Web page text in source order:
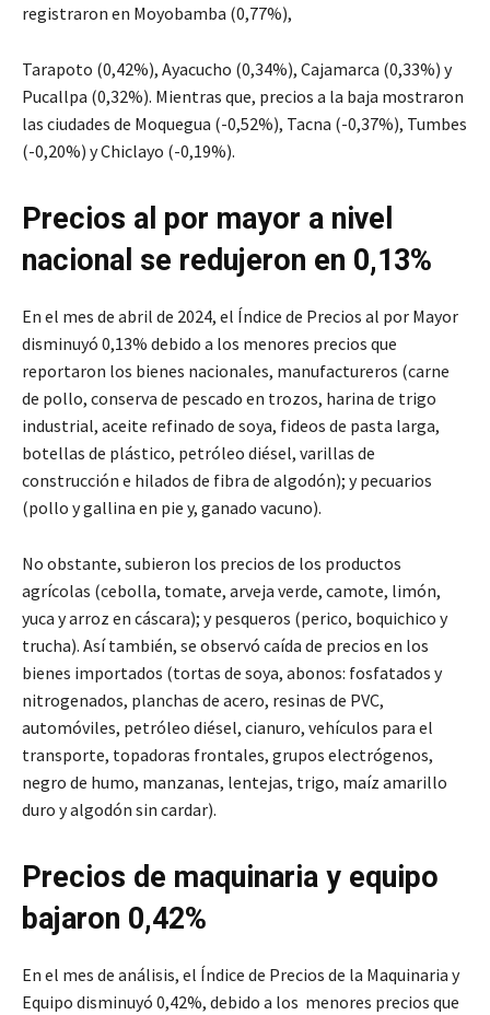
registraron en Moyobamba (0,77%),
Tarapoto (0,42%), Ayacucho (0,34%), Cajamarca (0,33%) y
Pucallpa (0,32%). Mientras que, precios a la baja mostraron
las ciudades de Moquegua (-0,52%), Tacna (-0,37%), Tumbes
(-0,20%) y Chiclayo (-0,19%).
Precios al por mayor a nivel
nacional se redujeron en 0,13%
En el mes de abril de 2024, el Índice de Precios al por Mayor
disminuyó 0,13% debido a los menores precios que
reportaron los bienes nacionales, manufactureros (carne
de pollo, conserva de pescado en trozos, harina de trigo
industrial, aceite refinado de soya, fideos de pasta larga,
botellas de plástico, petróleo diésel, varillas de
construcción e hilados de fibra de algodón); y pecuarios
(pollo y gallina en pie y, ganado vacuno).
No obstante, subieron los precios de los productos
agrícolas (cebolla, tomate, arveja verde, camote, limón,
yuca y arroz en cáscara); y pesqueros (perico, boquichico y
trucha). Así también, se observó caída de precios en los
bienes importados (tortas de soya, abonos: fosfatados y
nitrogenados, planchas de acero, resinas de PVC,
automóviles, petróleo diésel, cianuro, vehículos para el
transporte, topadoras frontales, grupos electrógenos,
negro de humo, manzanas, lentejas, trigo, maíz amarillo
duro y algodón sin cardar).
Precios de maquinaria y equipo
bajaron 0,42%
En el mes de análisis, el Índice de Precios de la Maquinaria y
Equipo disminuyó 0,42%, debido a los menores precios que